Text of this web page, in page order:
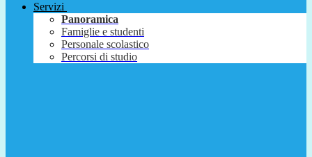
Servizi
Panoramica
Famiglie e studenti
Personale scolastico
Percorsi di studio